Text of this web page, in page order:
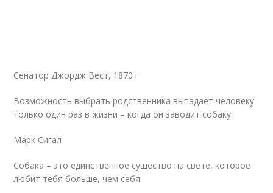
Сенатор Джордж Вест, 1870 г
Возможность выбрать родственника выпадает человеку
только один раз в жизни – когда он заводит собаку
Марк Сигал
Собака – это единственное существо на свете, которое
любит тебя больше, чем себя.